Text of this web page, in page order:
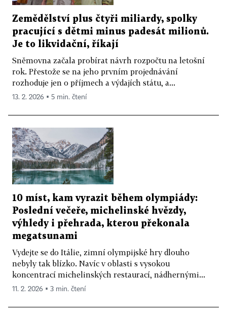
Zemědělství plus čtyři miliardy, spolky
pracující s dětmi minus padesát milionů.
Je to likvidační, říkají
Sněmovna začala probírat návrh rozpočtu na letošní
rok. Přestože se na jeho prvním projednávání
rozhoduje jen o příjmech a výdajích státu, a...
13. 2. 2026 ▪ 5 min. čtení
10 míst, kam vyrazit během olympiády:
Poslední večeře, michelinské hvězdy,
výhledy i přehrada, kterou překonala
megatsunami
Vydejte se do Itálie, zimní olympijské hry dlouho
nebyly tak blízko. Navíc v oblasti s vysokou
koncentrací michelinských restaurací, nádhernými...
11. 2. 2026 ▪ 3 min. čtení